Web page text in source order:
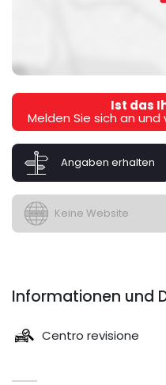
Ist das
Melden Sie sich an
Angaben erhalten
Keine Website
Informationen und
Centro revisione